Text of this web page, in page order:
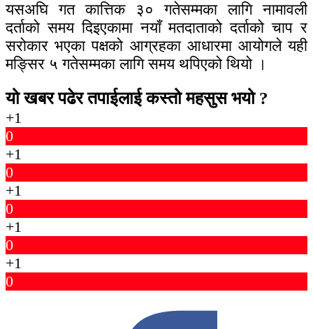
यसअघि गत कात्तिक ३० गतेसम्मका लागि नामावली
दर्ताको समय दिइएकामा नयाँ मतदाताको दर्ताको चाप र
सरोकार भएका पक्षको आग्रहका आधारमा आयोगले यही
मङ्सिर ५ गतेसम्मका लागि समय थपिएको थियो ।
यो खबर पढेर तपाईलाई कस्तो महसुस भयो ?
+1
0
+1
0
+1
0
+1
0
+1
0